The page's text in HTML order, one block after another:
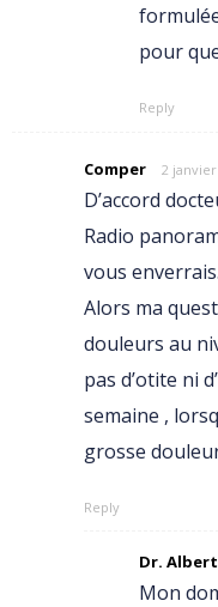
pour
Reply
Comper 2 janvier
D’accord
Radio
vous enverrais.
Alors ma
douleurs au
pas d’otite ni
semaine ,
grosse
Reply
Dr.
Mon